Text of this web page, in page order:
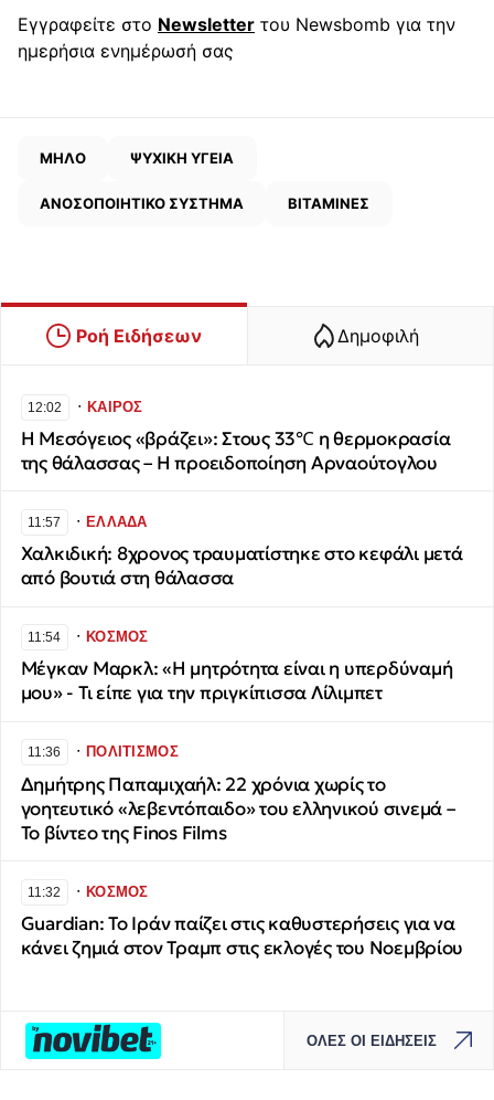
Εγγραφείτε στο Newsletter του Newsbomb για την
ημερήσια ενημέρωσή σας
ΜΗΛΟ ΨΥΧΙΚΗ ΥΓΕΙΑ
ΑΝΟΣΟΠΟΙΗΤΙΚΟ ΣΥΣΤΗΜΑ ΒΙΤΑΜΙΝΕΣ
Ροή Ειδήσεων Δημοφιλή
12:02 ∙ΚΑΙΡΟΣ
Η Μεσόγειος «βράζει»: Στους 33℃ η θερμοκρασία
της θάλασσας – Η προειδοποίηση Αρναούτογλου
11:57 ∙ΕΛΛΑΔΑ
Χαλκιδική: 8χρονος τραυματίστηκε στο κεφάλι μετά
από βουτιά στη θάλασσα
11:54 ∙ΚΟΣΜΟΣ
Μέγκαν Μαρκλ: «Η μητρότητα είναι η υπερδύναμή
μου» - Τι είπε για την πριγκίπισσα Λίλιμπετ
11:36 ∙ΠΟΛΙΤΙΣΜΟΣ
Δημήτρης Παπαμιχαήλ: 22 χρόνια χωρίς το
γοητευτικό «λεβεντόπαιδο» του ελληνικού σινεμά –
Το βίντεο της Finos Films
11:32 ∙ΚΟΣΜΟΣ
Guardian: Το Ιράν παίζει στις καθυστερήσεις για να
κάνει ζημιά στον Τραμπ στις εκλογές του Νοεμβρίου
ΟΛΕΣ ΟΙ ΕΙΔΗΣΕΙΣ